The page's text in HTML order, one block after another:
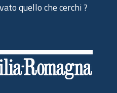
quello che cerchi ?